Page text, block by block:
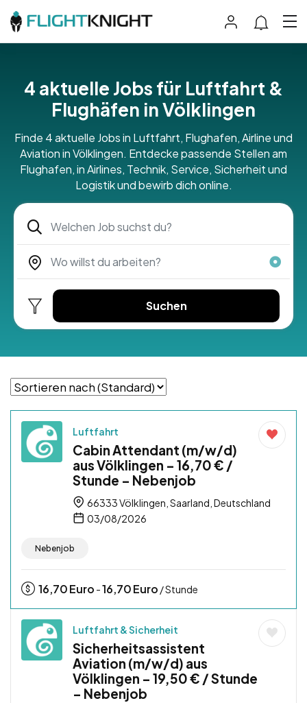
4 aktuelle Jobs für Luftfahrt &
Flughäfen in Völklingen
Finde 4 aktuelle Jobs in Luftfahrt, Flughafen, Airline und
Aviation in Völklingen. Entdecke passende Stellen am
Flughafen, in Airlines, Technik, Service, Sicherheit und
Logistik und bewirb dich online.
Suchen
Luftfahrt
Cabin Attendant (m/w/d)
aus Völklingen – 16,70 € /
Stunde – Nebenjob
66333 Völklingen, Saarland, Deutschland
03/08/2026
Nebenjob
16,70Euro -16,70Euro / Stunde
Luftfahrt & Sicherheit
Sicherheitsassistent
Aviation (m/w/d) aus
Völklingen – 19,50 € / Stunde
– Nebenjob